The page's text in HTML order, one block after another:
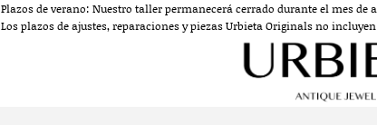
Plazos de verano: Nuestro taller permanecerá cerrado durante el mes
Los plazos de ajustes, reparaciones y piezas Urbieta Originals no